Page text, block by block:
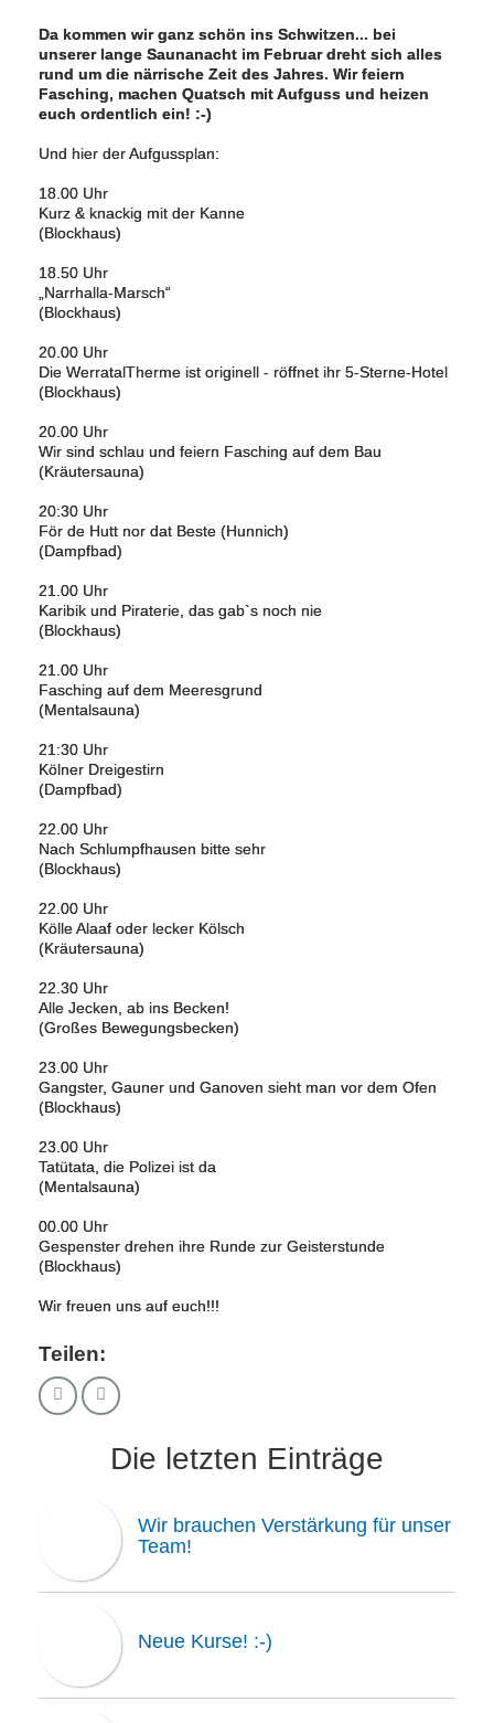
Da kommen wir ganz schön ins Schwitzen... bei
unserer lange Saunanacht im Februar dreht sich alles
rund um die närrische Zeit des Jahres. Wir feiern
Fasching, machen Quatsch mit Aufguss und heizen
euch ordentlich ein! :-)
Und hier der Aufgussplan:
18.00 Uhr
Kurz & knackig mit der Kanne
(Blockhaus)
18.50 Uhr
„Narrhalla-Marsch“
(Blockhaus)
20.00 Uhr
Die WerratalTherme ist originell - röffnet ihr 5-Sterne-Hotel
(Blockhaus)
20.00 Uhr
Wir sind schlau und feiern Fasching auf dem Bau
(Kräutersauna)
20:30 Uhr
För de Hutt nor dat Beste (Hunnich)
(Dampfbad)
21.00 Uhr
Karibik und Piraterie, das gab`s noch nie
(Blockhaus)
21.00 Uhr
Fasching auf dem Meeresgrund
(Mentalsauna)
21:30 Uhr
Kölner Dreigestirn
(Dampfbad)
22.00 Uhr
Nach Schlumpfhausen bitte sehr
(Blockhaus)
22.00 Uhr
Kölle Alaaf oder lecker Kölsch
(Kräutersauna)
22.30 Uhr
Alle Jecken, ab ins Becken!
(Großes Bewegungsbecken)
23.00 Uhr
Gangster, Gauner und Ganoven sieht man vor dem Ofen
(Blockhaus)
23.00 Uhr
Tatütata, die Polizei ist da
(Mentalsauna)
00.00 Uhr
Gespenster drehen ihre Runde zur Geisterstunde
(Blockhaus)
Wir freuen uns auf euch!!!
Teilen:
Die letzten Einträge
Wir brauchen Verstärkung für unser
Team!
Neue Kurse! :-)